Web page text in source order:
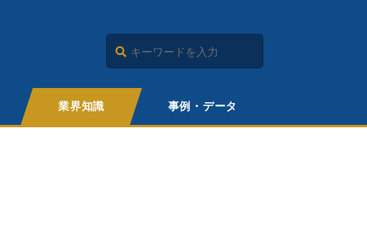
業界知識 事例・データ